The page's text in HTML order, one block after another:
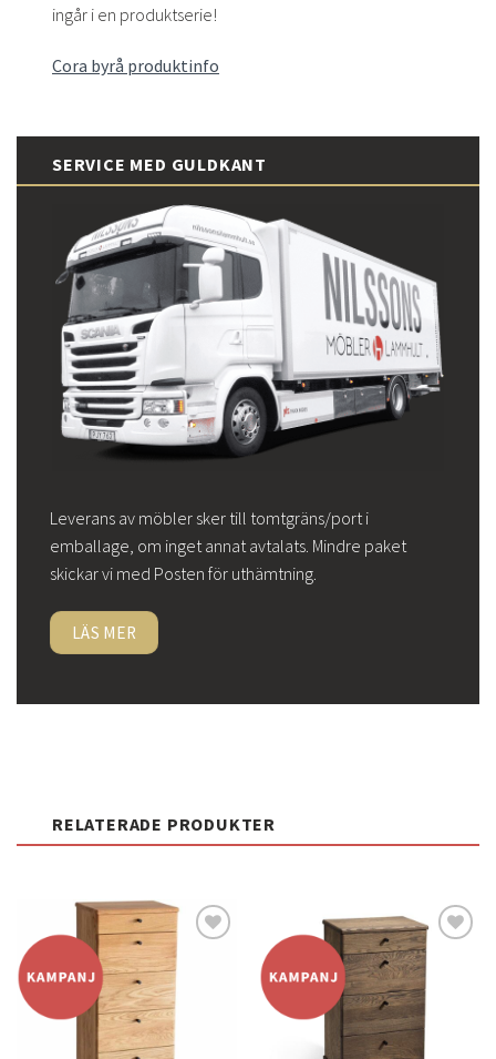
ingår i en produktserie!
Cora byrå produktinfo
SERVICE MED GULDKANT
Leverans av möbler sker till tomtgräns/port i
emballage, om inget annat avtalats. Mindre paket
skickar vi med Posten för uthämtning.
LÄS MER
RELATERADE PRODUKTER
önskelistan